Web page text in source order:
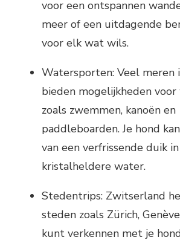
voor een ontspannen
meer of een uitdagende
voor elk wat wils.
Watersporten: Veel meren
bieden mogelijkheden
zoals zwemmen, kanoën en
paddleboarden. Je hond
van een verfrissende duik
kristalheldere water.
Stedentrips: Zwitserland
steden zoals Zürich,
kunt verkennen met je